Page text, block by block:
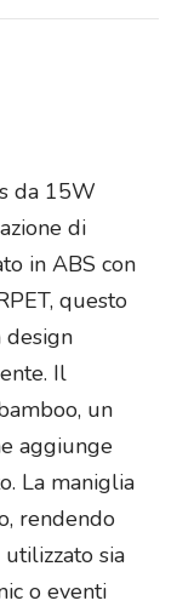
da 15W
di
in ABS con
questo
design
Il
un
aggiunge
La maniglia
rendendo
sia
o eventi